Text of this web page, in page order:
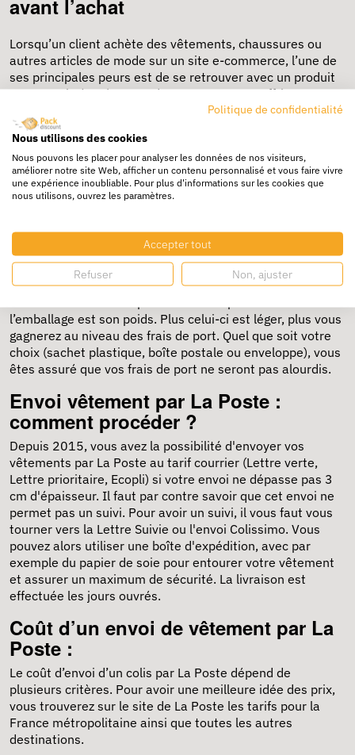
avant l’achat
Lorsqu’un client achète des vêtements, chaussures ou
autres articles de mode sur un site e-commerce, l’une de
ses principales peurs est de se retrouver avec un produit
en mauvais état à cause du transport. Pour offrir une
expérience de livraison optimale à vos clients,
Packdiscount met à votre disposition des emballages pour
vêtements à la fois pratiques et efficaces. Mais comment
juger de laqualité d’un emballage textile?
L'un des critères principaux pour le choix de votre
emballage pour vêtements est l'imperméabilité. En effet, il
pour ne pas se détériorer. Tous les emballages textiles
proposés par Packdiscount ont l’avantage de résister
efficacement contre l’humidité et la poussière.
l’emballage est son poids. Plus celui-ci est léger, plus vous
gagnerez au niveau des frais de port. Quel que soit votre
choix (sachet plastique, boîte postale ou enveloppe), vous
êtes assuré que vos frais de port ne seront pas alourdis.
Envoi vêtement par La Poste :
comment procéder ?
Depuis 2015, vous avez la possibilité d'envoyer vos
vêtements par La Poste au tarif courrier (Lettre verte,
Lettre prioritaire, Ecopli) si votre envoi ne dépasse pas 3
cm d'épaisseur. Il faut par contre savoir que cet envoi ne
permet pas un suivi. Pour avoir un suivi, il vous faut vous
tourner vers la Lettre Suivie ou l'envoi Colissimo. Vous
pouvez alors utiliser une boîte d'expédition, avec par
exemple du papier de soie pour entourer votre vêtement
et assurer un maximum de sécurité. La livraison est
effectuée les jours ouvrés.
Coût d’un envoi de vêtement par La
Poste :
Le coût d’envoi d’un colis par La Poste dépend de
plusieurs critères. Pour avoir une meilleure idée des prix,
vous trouverez sur le site de La Poste les tarifs pour la
France métropolitaine ainsi que toutes les autres
destinations.
Politique de confidentialité
Nous utilisons des cookies
Nous pouvons les placer pour analyser les données de nos visiteurs,
améliorer notre site Web, afficher un contenu personnalisé et vous faire vivre
une expérience inoubliable. Pour plus d'informations sur les cookies que
nous utilisons, ouvrez les paramètres.
Accepter tout
Refuser Non, ajuster